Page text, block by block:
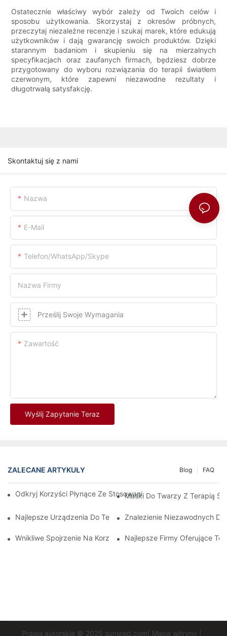
Ostatecznie właściwy wybór zależy od Twoich celów i
sposobu użytkowania. Skorzystaj z okresów próbnych,
przeczytaj niezależne recenzje i szukaj marek, które edukują
użytkowników i dają gwarancję swoich produktów. Dzięki
starannym badaniom i skupieniu się na mierzalnych
specyfikacjach oraz zaufanych firmach, będziesz dobrze
przygotowany do wyboru rozwiązania do terapii światłem
czerwonym, które zapewni niezawodne rezultaty i
długotrwałą satysfakcję.
Skontaktuj się z nami
Nazwa
E-Mail
Telefon/WhatsApp/Skype
Nazwa Firmy
Prześlij Swoje Wymagania
Zawartość
Wyślij Zapytanie Teraz
ZALECANE ARTYKUŁY FAQ
Blog
Odkryj Korzyści Płynące Ze Stosowania Maski Do Terapii
Maski Do Twarzy Z Terapią
Najlepsze Urządzenia Do Terapii Światłem Czerwonym I
Znalezienie Niezawodnych
Wnikliwe Spojrzenie Na Korzyści Płynące Ze Światłoterapii
Najlepsze Firmy Oferujące
Prawa autorskie © 2025 sunsred.com Mapa witryny